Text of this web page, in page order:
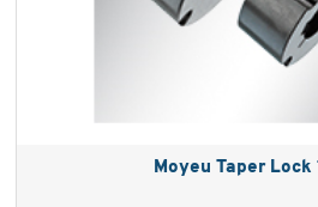
Moyeu Taper Lock